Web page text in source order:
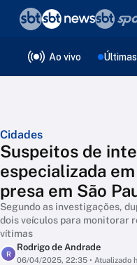
Ao vivo Últimas
Cidades
Suspeitos de
especializada
presa em São
Segundo as investigações,
dois veículos para monitorar
vítimas
R
Rodrigo de Andrade
06/04/2025, 22:35 • Atualizado
❮voltar
Editorias